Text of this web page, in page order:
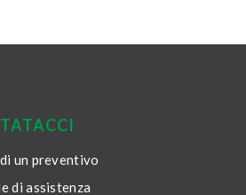
un preventivo
di assistenza